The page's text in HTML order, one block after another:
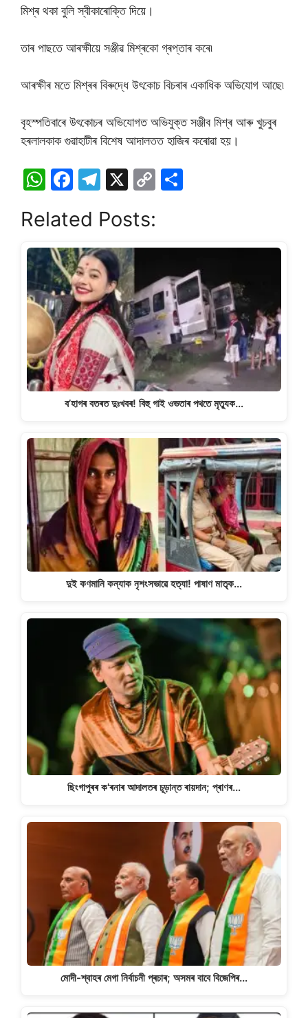
মিশ্ৰ থকা বুলি স্বীকাৰোক্তি দিয়ে।
তাৰ পাছতে আৰক্ষীয়ে সঞ্জীৱ মিশ্ৰকো গ্ৰপ্তাৰ কৰে৷
আৰক্ষীৰ মতে মিশ্ৰৰ বিৰুদ্ধে উৎকোচ বিচৰাৰ একাধিক অভিযোগ আছে৷
বৃহস্পতিবাৰে উৎকোচৰ অভিযোগত অভিযুক্ত সঞ্জীব মিশ্ৰ আৰু খুচবুৰ
হৰলালকাক গুৱাহাটীৰ বিশেষ আদালতত হাজিৰ কৰোৱা হয়।
W
at
s
A
p
p
F
c
e
b
o
o
k
T
e
gr
a
m
X
C
y
n
k
e
Related Posts:
ব’হাগৰ বতৰত দুঃখবৰ! বিহু গাই ওভতাৰ পথতে মৃত্যুক…
দুই কণমানি কন্যাক নৃশংসভাৱে হত্যা! পাষাণ মাতৃক…
ছিংগাপুৰৰ ক'ৰনাৰ আদালতৰ চূড়ান্ত ৰায়দান; প্ৰাণৰ…
মোদী-শ্বাহৰ মেগা নিৰ্বাচনী প্ৰচাৰ; অসমৰ বাবে বিজেপিৰ…